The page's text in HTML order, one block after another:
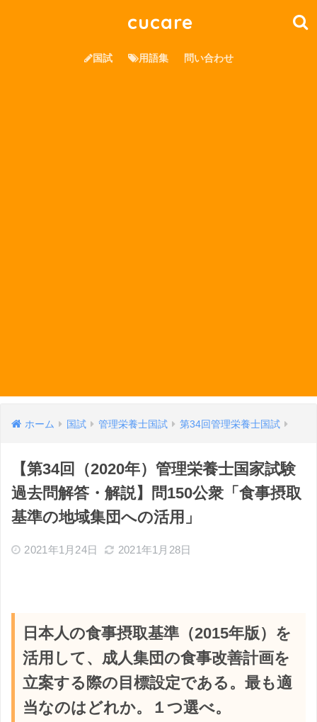
cucare
国試 用語集 問い合わせ
ホーム 国試 管理栄養士国試 第34回管理栄養士国試
【第34回（2020年）管理栄養士国家試験
過去問解答・解説】問150公衆「食事摂取
基準の地域集団への活用」
2021年1月24日 2021年1月28日
日本人の食事摂取基準（2015年版）を
活用して、成人集団の食事改善計画を
立案する際の目標設定である。最も適
当なのはどれか。１つ選べ。